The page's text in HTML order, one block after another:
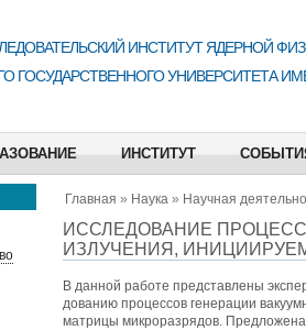
ИНСТИТУТ ЯДЕРНОЙ
ГОСУДАРСТВЕННОГО УНИВЕРСИТЕТА
ИНСТИТУТ
Главная » Наука» Научная
ИССЛЕДОВАНИЕ
ИЗЛУЧЕНИЯ,
В данной работе представлены
дованию процессов генерации
матрицы микроразрядов. Предложена